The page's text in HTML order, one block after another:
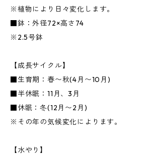
※植物により日々変化します。
■鉢：外径72×高さ74
※2.5号鉢
【成長サイクル】
■生育期：春〜秋(4月〜10月)
■半休眠：11月、3月
■休眠：冬(12月〜2月)
※その年の気候変化によります。
【水やり】